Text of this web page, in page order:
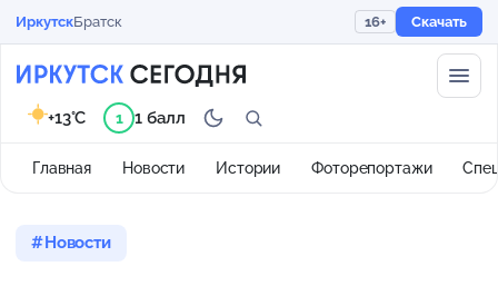
ИркутскБратск 16+ Скачать
Главная Новости Истории Фоторепортажи
+13°C 1 1 балл
Новости